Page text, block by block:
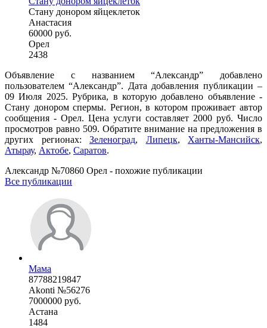
Стану донором яйцеклеток
Анастасия
60000 руб.
Орел
2438
Объявление с названием “Александр” добавлено
пользователем “Александр”. Дата добавления публикации –
09 Июля 2025. Рубрика, в которую добавлено объявление -
Стану донором спермы. Регион, в котором проживает автор
сообщения - Орел. Цена услуги составляет 2000 руб. Число
просмотров равно 509. Обратите внимание на предложения в
других регионах: Зеленоград, Липецк, Ханты-Мансийск,
Атырау, Актобе, Саратов.
Александр №70860 Орел - похожие публикации
Все публикации
Мама
87788219847
Akonti №56276
7000000 руб.
Астана
1484